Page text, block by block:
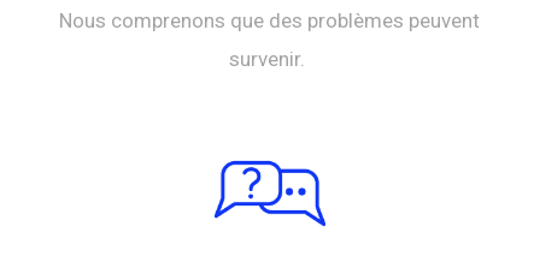
Nous comprenons que des problèmes peuvent
survenir.